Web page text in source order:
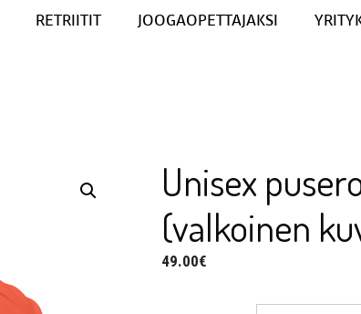
RETRIITIT JOOGAOPETTAJAKSI
Unisex
(valkoinen
49.00€